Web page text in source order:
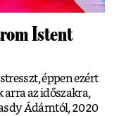
Istent
éppen ezért
az időszakra,
Ádámtól, 2020